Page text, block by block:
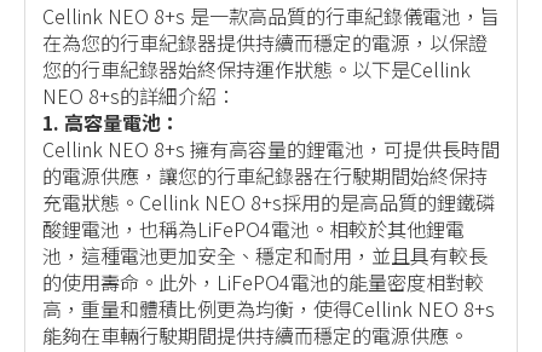
Cellink NEO 8+s 是一款高品質的行車紀錄儀電池，旨
在為您的行車紀錄器提供持續而穩定的電源，以保證
您的行車紀錄器始終保持運作狀態。以下是Cellink
NEO 8+s的詳細介紹：
1. 高容量電池：
Cellink NEO 8+s 擁有高容量的鋰電池，可提供長時間
的電源供應，讓您的行車紀錄器在行駛期間始終保持
充電狀態。Cellink NEO 8+s採用的是高品質的鋰鐵磷
酸鋰電池，也稱為LiFePO4電池。相較於其他鋰電
池，這種電池更加安全、穩定和耐用，並且具有較長
的使用壽命。此外，LiFePO4電池的能量密度相對較
高，重量和體積比例更為均衡，使得Cellink NEO 8+s
能夠在車輛行駛期間提供持續而穩定的電源供應。